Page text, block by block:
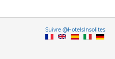
Suivre @HotelsInsolites